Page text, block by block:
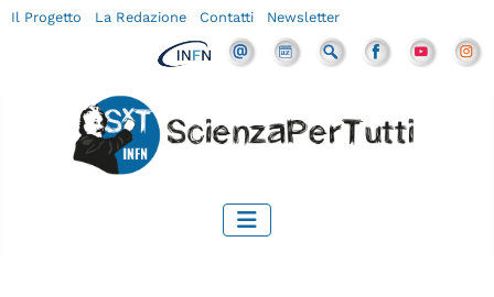
Il Progetto La Redazione Contatti Newsletter